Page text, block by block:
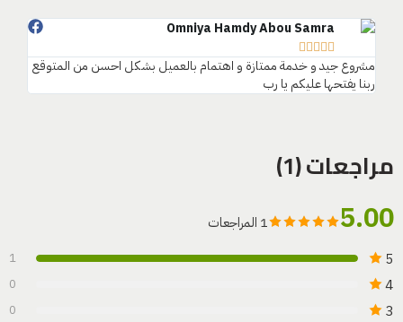
Omniya Hamdy Abou Samra‎‏





مشروع جيد و خدمة ممتازة و اهتمام بالعميل بشكل احسن من المتوقع
ربنا يفتحها عليكم يا رب
مراجعات (1)
5.00 1 المراجعات
5
1
4
0
3
0